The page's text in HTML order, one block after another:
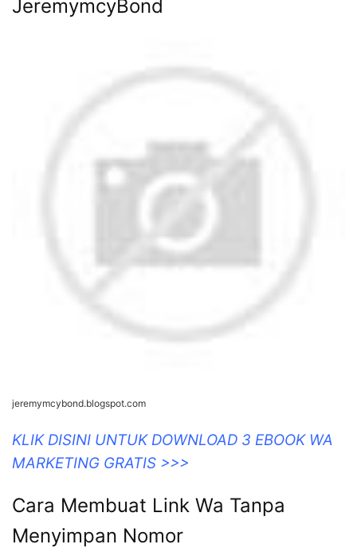
JeremymcyBond
jeremymcybond.blogspot.com
KLIK DISINI UNTUK DOWNLOAD 3 EBOOK WA
MARKETING GRATIS >>>
Cara Membuat Link Wa Tanpa
Menyimpan Nomor